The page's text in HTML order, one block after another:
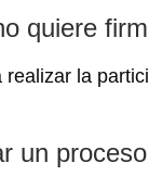
quiere
la
un